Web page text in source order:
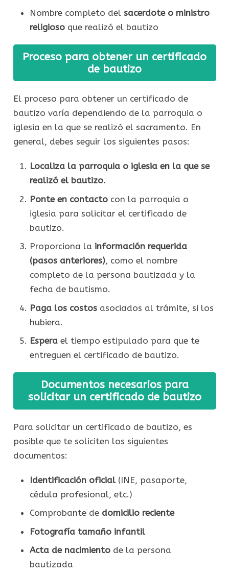
Nombre completo delsacerdote o ministro
religiosoque realizó el bautizo
Proceso para obtener un certificado
de bautizo
El proceso para obtener un certificado de
bautizo varía dependiendo de la parroquia o
iglesia en la que se realizó el sacramento. En
general, debes seguir los siguientes pasos:
Localiza la parroquia o iglesia en la que se
realizó el bautizo.
Ponte en contactocon la parroquia o
iglesia para solicitar el certificado de
bautizo.
Proporciona la información requerida
(pasos anteriores), como el nombre
completo de la persona bautizada y la
fecha de bautismo.
Paga los costosasociados al trámite, si los
hubiera.
Esperael tiempo estipulado para que te
entreguen el certificado de bautizo.
Documentos necesarios para
solicitar un certificado de bautizo
Para solicitar un certificado de bautizo, es
posible que te soliciten los siguientes
documentos:
Identificación oficial(INE, pasaporte,
cédula profesional, etc.)
Comprobante de domicilio reciente
Fotografía tamaño infantil
Acta de nacimientode la persona
bautizada